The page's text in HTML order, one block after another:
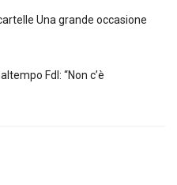
Una grande occasione
FdI: “Non c’è